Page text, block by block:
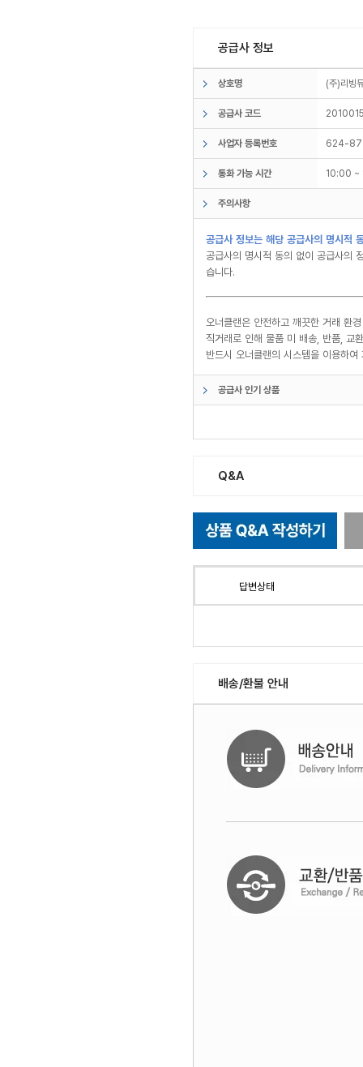
공급사 정보
상호명 (주)리
공급사 코드
사업자 등록번호 624-
통화 가능 시간 10:00
주의사항
공급사 정보는 해당 공급사의 명시적
공급사의 명시적 동의 없이 공급사의
습니다.
오너클랜은 안전하고 깨끗한 거래 환
직거래로 인해 물품 미 배송, 반품, 교
반드시 오너클랜의 시스템을 이용하
공급사 인기 상품
Q&A
답변상태
배송/환불 안내